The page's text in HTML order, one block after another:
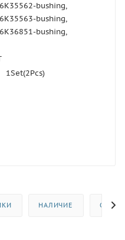
bushing,
bushing,
bushing,
1Set(2Pcs)
НАЛИЧИЕ